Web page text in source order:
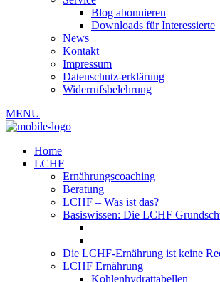
Blog abonnieren
Downloads für Interessierte
News
Kontakt
Impressum
Datenschutz-erklärung
Widerrufsbelehrung
MENU
Home
LCHF
Ernährungscoaching
Beratung
LCHF – Was ist das?
Basiswissen: Die LCHF
Die LCHF-Ernährung ist keine
LCHF Ernährung
Kohlenhydrattabellen